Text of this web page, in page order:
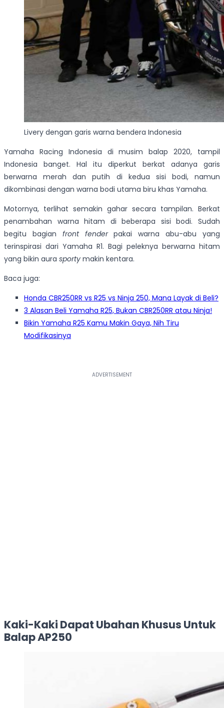
Livery dengan garis warna bendera Indonesia
Yamaha Racing Indonesia di musim balap 2020, tampil
Indonesia banget. Hal itu diperkut berkat adanya garis
berwarna merah dan putih di kedua sisi bodi, namun
dikombinasi dengan warna bodi utama biru khas Yamaha.
Motornya, terlihat semakin gahar secara tampilan. Berkat
penambahan warna hitam di beberapa sisi bodi. Sudah
begitu bagian front fenderpakai warna abu-abu yang
terinspirasi dari Yamaha R1. Bagi peleknya berwarna hitam
yang bikin aura sporty makin kentara.
Baca juga:
Honda CBR250RR vs R25 vs Ninja 250, Mana Layak di Beli?
3 Alasan Beli Yamaha R25, Bukan CBR250RR atau Ninja!
Bikin Yamaha R25 Kamu Makin Gaya, Nih Tiru
Modifikasinya
Kaki-Kaki Dapat Ubahan Khusus Untuk
Balap AP250